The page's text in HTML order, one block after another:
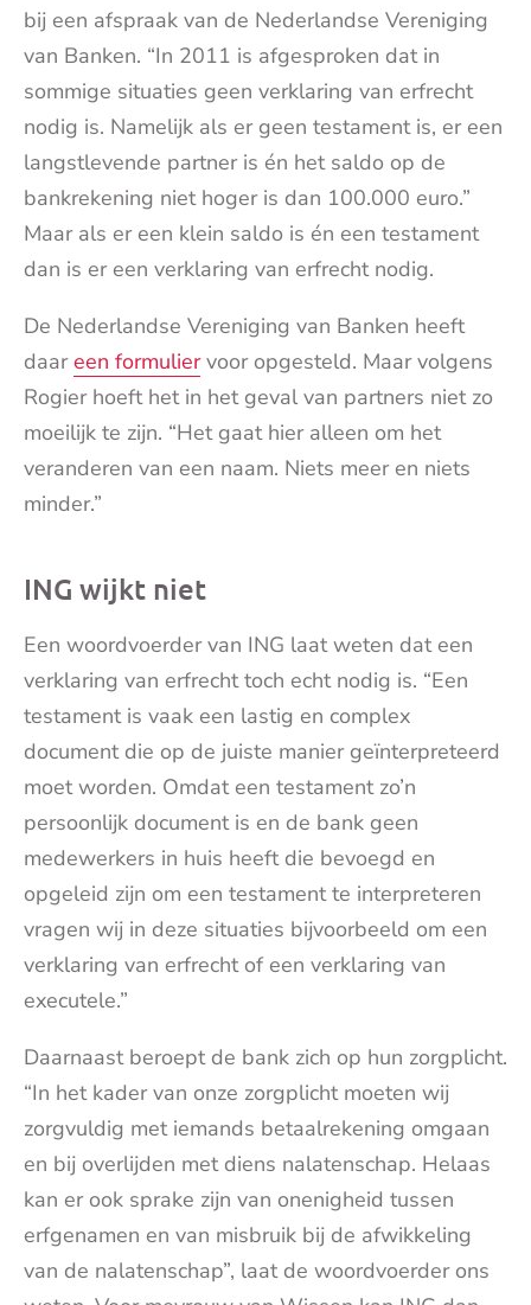
bij een afspraak van de Nederlandse Vereniging
van Banken. “In 2011 is afgesproken dat in
sommige situaties geen verklaring van erfrecht
nodig is. Namelijk als er geen testament is, er een
langstlevende partner is én het saldo op de
bankrekening niet hoger is dan 100.000 euro.”
Maar als er een klein saldo is én een testament
dan is er een verklaring van erfrecht nodig.
De Nederlandse Vereniging van Banken heeft
daareen formuliervoor opgesteld. Maar volgens
Rogier hoeft het in het geval van partners niet zo
moeilijk te zijn. “Het gaat hier alleen om het
veranderen van een naam. Niets meer en niets
minder.”
ING wijkt niet
Een woordvoerder van ING laat weten dat een
verklaring van erfrecht toch echt nodig is. “Een
testament is vaak een lastig en complex
document die op de juiste manier geïnterpreteerd
moet worden. Omdat een testament zo’n
persoonlijk document is en de bank geen
medewerkers in huis heeft die bevoegd en
opgeleid zijn om een testament te interpreteren
vragen wij in deze situaties bijvoorbeeld om een
verklaring van erfrecht of een verklaring van
executele.”
Daarnaast beroept de bank zich op hun zorgplicht.
“In het kader van onze zorgplicht moeten wij
zorgvuldig met iemands betaalrekening omgaan
en bij overlijden met diens nalatenschap. Helaas
kan er ook sprake zijn van onenigheid tussen
erfgenamen en van misbruik bij de afwikkeling
van de nalatenschap”, laat de woordvoerder ons